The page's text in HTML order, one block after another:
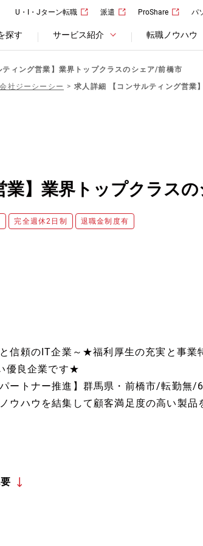
U・I・Jターン転職 派遣 ProShare パ
探す サービス紹介 転職ノウハウ
ィング営業】業界トップクラスのシェア/前橋市
社ジーシーシー
求人詳細 【コンサルティング営業
】業界トップクラス
完全週休2日制 退職金制度有
信頼のIT企業～★福利厚生の充実と事業
優良企業です★
ートナー推進】群馬県・前橋市/転勤無/
ウハウを結集して顧客満足度の高い製品